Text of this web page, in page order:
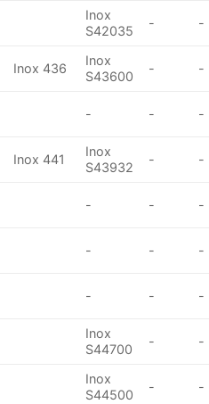
Inox
S42035
- -
Inox 436
Inox
S43600
- -
- - -
Inox 441
Inox
S43932
- -
- - -
- - -
- - -
Inox
S44700
- -
Inox
S44500
- -